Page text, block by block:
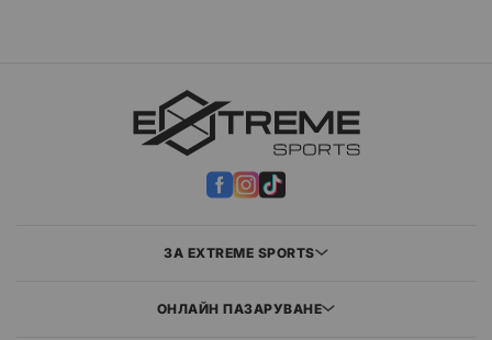
ЗА EXTREME SPORTS
ОНЛАЙН ПАЗАРУВАНЕ